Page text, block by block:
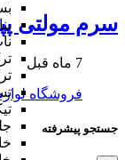
سرم مولتی
7 ماه قبل
فروشگاه
جستجو پیشرفته